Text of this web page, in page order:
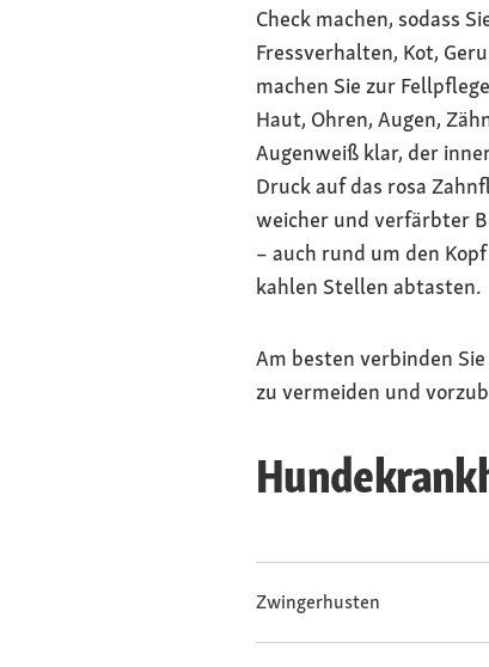
Check machen, sodass
Fressverhalten, Kot,
machen Sie zur
Haut, Ohren, Augen,
Augenweiß klar, der
Druck auf das rosa
weicher und verfärbter
– auch rund um den
kahlen Stellen abtasten.
Am besten verbinden
zu vermeiden und
Zwingerhusten